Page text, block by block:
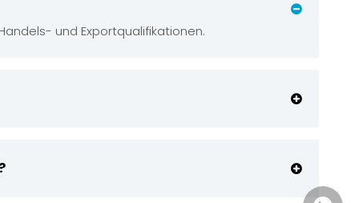
und Exportqualifikationen.